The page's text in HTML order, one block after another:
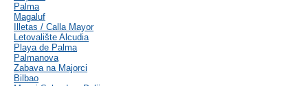
Palma
Magaluf
Illetas / Calla Mayor
Letovalište Alcudia
Playa de Palma
Palmanova
Zabava na Majorci
Bilbao